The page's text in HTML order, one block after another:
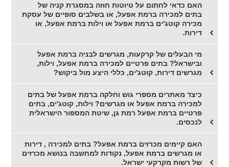
האם כדאי לחתום על טיוטות חוזה במסגרת קניה של
בתים למכירה ברמת אפעל, או בשלבים סופיים של עסקת
מכירה קוטג'ים ברמת אפעל או וילות ברמת אפעל, או
דירות.
מי הבעלים של קרקעות, מגרשים לבניה ברמת אפעל
ובישראל? בתים פרטיים למכירה ברמת אפעל, וילות,
מגרשים דירות, קוטג'ים, כללי היצע מול ביקוש?
כיצד מאתרים מספרי גוש וחלקה ברמת אפעל של בתים
למכירה ברמת אפעל או מגרשים? וילות, קוטג'ים, בתים
פרטיים ברמת אפעל רמת גן, שיטת המספור הישראלית
לנכסים.
האם קיימים מכרזים ברמת אפעל? בתים למכירה , דירות
או מגרשים ברמת אפעל, נקודות למחשבה בנושא מכרזים
של רשות מקרקעי ישראל.